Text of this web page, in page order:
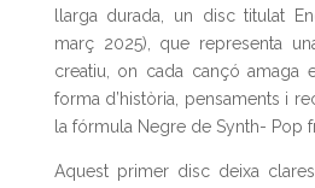
llarga durada, un disc titulat
març 2025), que representa
creatiu, on cada cançó amaga
forma d’història, pensaments i
la fórmula Negre de Synth- Pop
Aquest primer disc deixa